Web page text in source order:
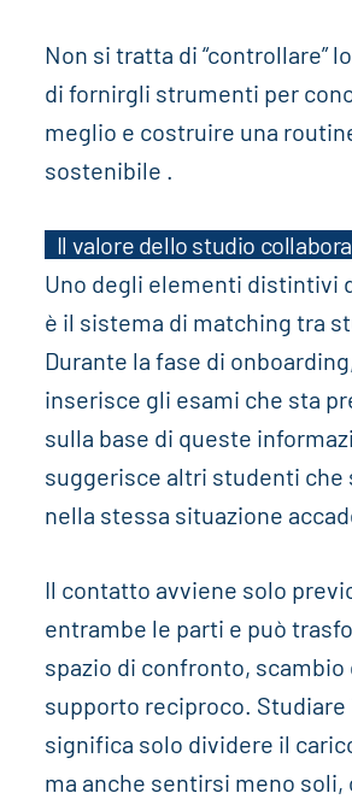
Non si tratta di “controllare”
di fornirgli strumenti per
meglio e costruire una
sostenibile .
Il valore dello studio
Uno degli elementi distintivi
è il sistema di matching tra
Durante la fase di
inserisce gli esami che sta
sulla base di queste
suggerisce altri studenti che
nella stessa situazione
Il contatto avviene solo
entrambe le parti e può
spazio di confronto, scambio
supporto reciproco. Studiare
significa solo dividere il
ma anche sentirsi meno